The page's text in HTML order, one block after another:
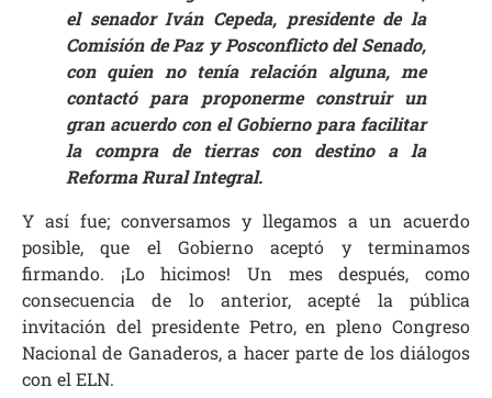
el senador Iván Cepeda, presidente de la
Comisión de Paz y Posconflicto del Senado,
con quien no tenía relación alguna, me
contactó para proponerme construir un
gran acuerdo con el Gobierno para facilitar
la compra de tierras con destino a la
Reforma Rural Integral.
Y así fue; conversamos y llegamos a un acuerdo
posible, que el Gobierno aceptó y terminamos
firmando. ¡Lo hicimos! Un mes después, como
consecuencia de lo anterior, acepté la pública
invitación del presidente Petro, en pleno Congreso
Nacional de Ganaderos, a hacer parte de los diálogos
con el ELN.